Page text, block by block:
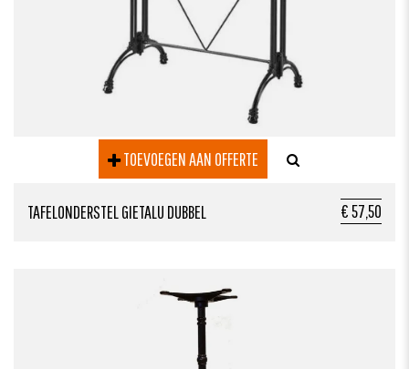
TOEVOEGEN AAN OFFERTE
€ 57,50
TAFELONDERSTEL GIETALU DUBBEL